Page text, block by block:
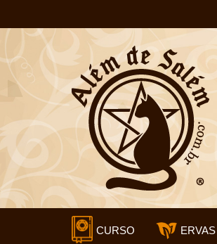
CURSO ERVAS